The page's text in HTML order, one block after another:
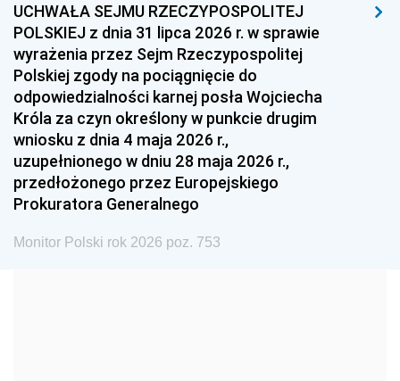
1996 1995 1994
1993 1992 1991
1990 1989
1987 1986 1985
1984 1983
1981 1980 1979
1978 1977
1975 1974
UCHWAŁA SEJMU RZECZYPOSPOLITEJ
POLSKIEJ z dnia 31 lipca 2026 r. w sprawie
wyrażenia przez Sejm Rzeczypospolitej
Polskiej zgody na pociągnięcie do
odpowiedzialności karnej posła Wojciecha
Króla za czyn określony w punkcie drugim
wniosku z dnia 4 maja 2026 r.,
uzupełnionego w dniu 28 maja 2026 r.,
przedłożonego przez Europejskiego
Prokuratora Generalnego
Monitor Polski rok 2026 poz. 753